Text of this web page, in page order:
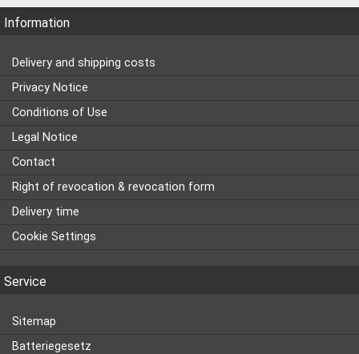
Information
Delivery and shipping costs
Privacy Notice
Conditions of Use
Legal Notice
Contact
Right of revocation & revocation form
Delivery time
Cookie Settings
Service
Sitemap
Batteriegesetz